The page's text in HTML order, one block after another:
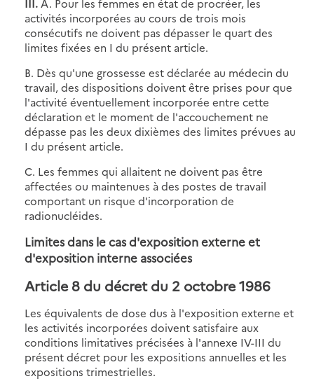
activités incorporées au cours de trois mois
consécutifs ne doivent pas dépasser le quart des
limites fixées en I du présent article.
B. Dès qu'une grossesse est déclarée au médecin du
travail, des dispositions doivent être prises pour que
l'activité éventuellement incorporée entre cette
déclaration et le moment de l'accouchement ne
dépasse pas les deux dixièmes des limites prévues au
I du présent article.
C. Les femmes qui allaitent ne doivent pas être
affectées ou maintenues à des postes de travail
comportant un risque d'incorporation de
radionucléides.
Limites dans le cas d'exposition externe et
d'exposition interne associées
Article 8 du décret du 2 octobre 1986
Les équivalents de dose dus à l'exposition externe et
les activités incorporées doivent satisfaire aux
conditions limitatives précisées à l'annexe IV-III du
présent décret pour les expositions annuelles et les
expositions trimestrielles.